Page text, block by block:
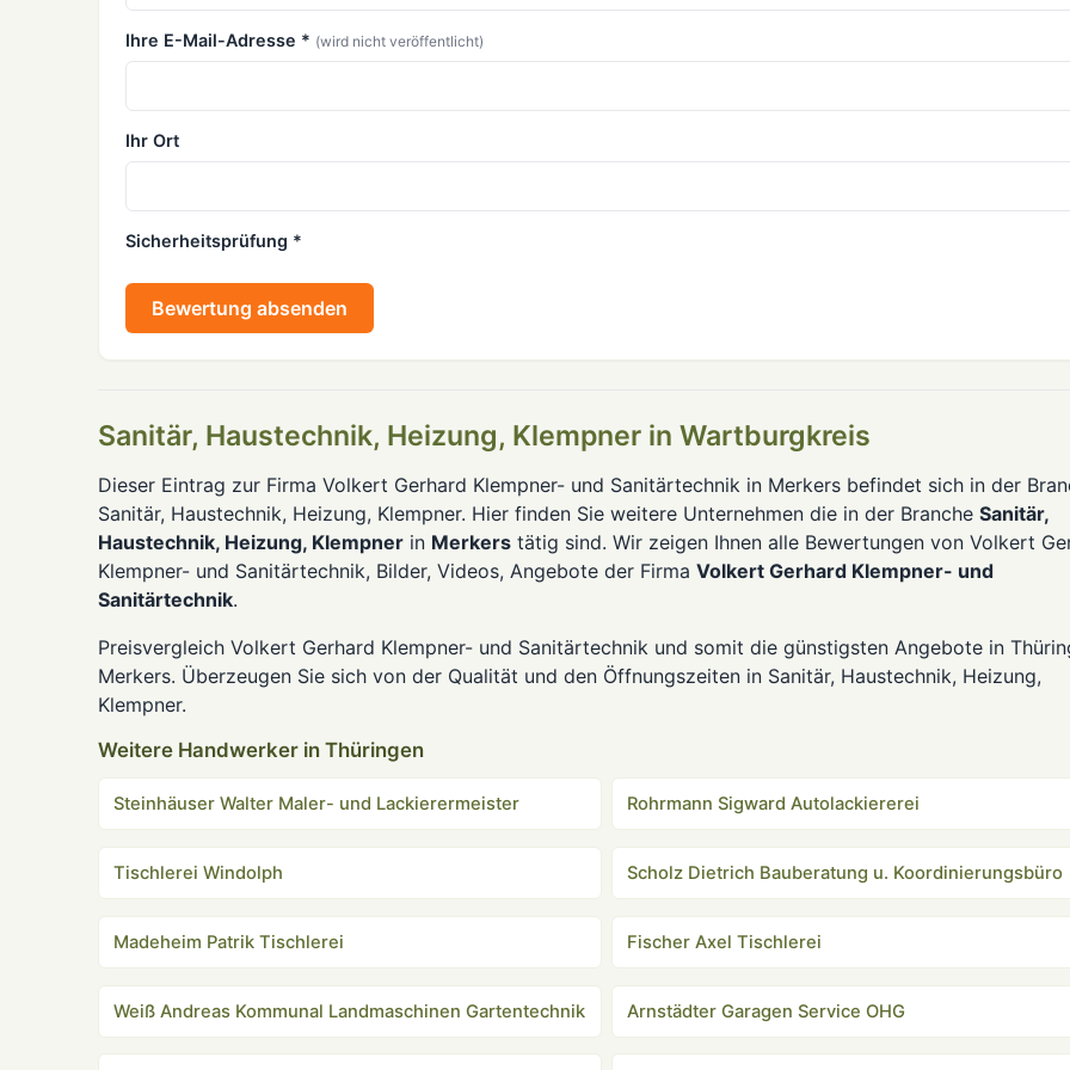
Ihre E-Mail-Adresse * (wird nicht veröffentlicht)
Ihr Ort
Sicherheitsprüfung *
Bewertung absenden
Sanitär, Haustechnik, Heizung, Klempner in Wartburgkreis
Dieser Eintrag zur Firma Volkert Gerhard Klempner- und Sanitärtechnik in Merkers befindet sich in der
Sanitär, Haustechnik, Heizung, Klempner. Hier finden Sie weitere Unternehmen die in der Branche Sanitär,
Haustechnik, Heizung, Klempner in Merkers tätig sind. Wir zeigen Ihnen alle Bewertungen von Volkert
Klempner- und Sanitärtechnik, Bilder, Videos, Angebote der Firma Volkert Gerhard Klempner- und
Sanitärtechnik.
Preisvergleich Volkert Gerhard Klempner- und Sanitärtechnik und somit die günstigsten Angebote in
Merkers. Überzeugen Sie sich von der Qualität und den Öffnungszeiten in Sanitär, Haustechnik, Heizung,
Klempner.
Weitere Handwerker in Thüringen
Steinhäuser Walter Maler- und Lackierermeister Rohrmann Sigward Autolackiererei
Tischlerei Windolph Scholz Dietrich Bauberatung u. Koordinierungsbüro
Madeheim Patrik Tischlerei Fischer Axel Tischlerei
Weiß Andreas Kommunal Landmaschinen Gartentechnik Arnstädter Garagen Service OHG